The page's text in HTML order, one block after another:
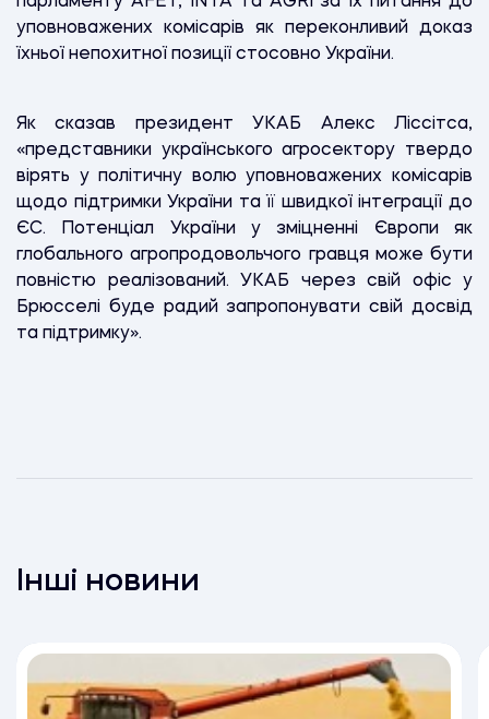
уповноважених комісарів як переконливий доказ
їхньої непохитної позиції стосовно України.
Як сказав президент УКАБ Алекс Ліссітса,
«представники українського агросектору твердо
вірять у політичну волю уповноважених комісарів
щодо підтримки України та її швидкої інтеграції до
ЄС. Потенціал України у зміцненні Європи як
глобального агропродовольчого гравця може бути
повністю реалізований. УКАБ через свій офіс у
Брюсселі буде радий запропонувати свій досвід
та підтримку».
Інші новини